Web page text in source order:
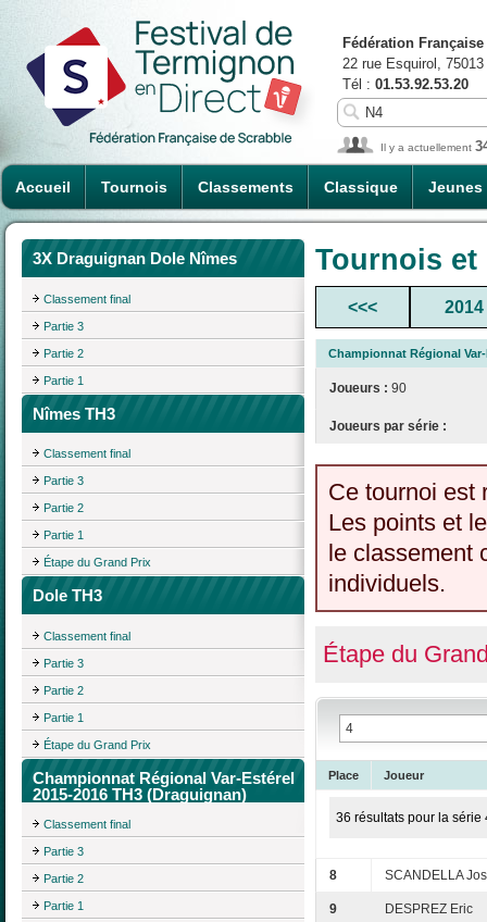
Accueil Tournois Classements Classique Jeunes
Fédération
22 rue Esquirol,
Tél : 01.53.92.53.20
Il y a actuellement
3X Draguignan Dole Nîmes
Classement final
Partie 3
Partie 2
Partie 1
Nîmes TH3
Classement final
Partie 3
Partie 2
Partie 1
Étape du Grand Prix
Dole TH3
Classement final
Partie 3
Partie 2
Partie 1
Étape du Grand Prix
Championnat Régional Var-Estérel
2015-2016 TH3 (Draguignan)
Classement final
Partie 3
Partie 2
Partie 1
Tournois
<<< 2014
Championnat Régional
Joueurs : 90
Joueurs par série :
Ce tournoi est
Les points et
le classement
individuels.
Étape du
Place Joueur
36 résultats pour la série
8 SCANDELLA
9 DESPREZ Eric